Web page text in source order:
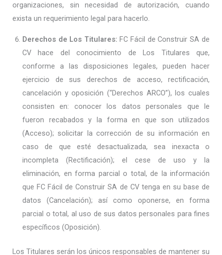
organizaciones, sin necesidad de autorización, cuando
exista un requerimiento legal para hacerlo.
Derechos de Los Titulares: FC Fácil de Construir SA de
CV hace del conocimiento de Los Titulares que,
conforme a las disposiciones legales, pueden hacer
ejercicio de sus derechos de acceso, rectificación,
cancelación y oposición (“Derechos ARCO”), los cuales
consisten en: conocer los datos personales que le
fueron recabados y la forma en que son utilizados
(Acceso); solicitar la corrección de su información en
caso de que esté desactualizada, sea inexacta o
incompleta (Rectificación); el cese de uso y la
eliminación, en forma parcial o total, de la información
que FC Fácil de Construir SA de CV tenga en su base de
datos (Cancelación); así como oponerse, en forma
parcial o total, al uso de sus datos personales para fines
específicos (Oposición).
Los Titulares serán los únicos responsables de mantener su